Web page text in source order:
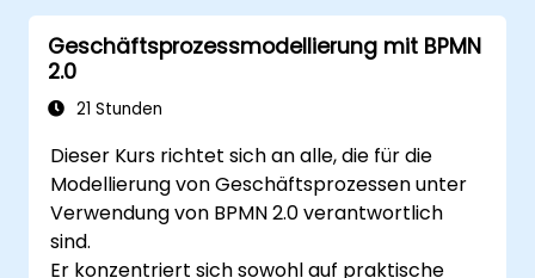
4. Unternehmensführung sowie
Geschäftsstrategie
5. Erstellung von Prozessmodellen mithilfe der
BPMN-Methode
Geschäftsprozessmodellierung mit BPMN
2.0
21 Stunden
Dieser Kurs richtet sich an alle, die für die
Modellierung von Geschäftsprozessen unter
Verwendung von BPMN 2.0 verantwortlich
sind.
Er konzentriert sich sowohl auf praktische